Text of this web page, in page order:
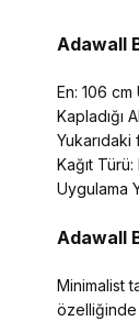
Adawall
En: 106 cm
Kapladığı
Yukarıdaki
Kağıt
Uygulama
Adawall
Minimalist
özelliğinde